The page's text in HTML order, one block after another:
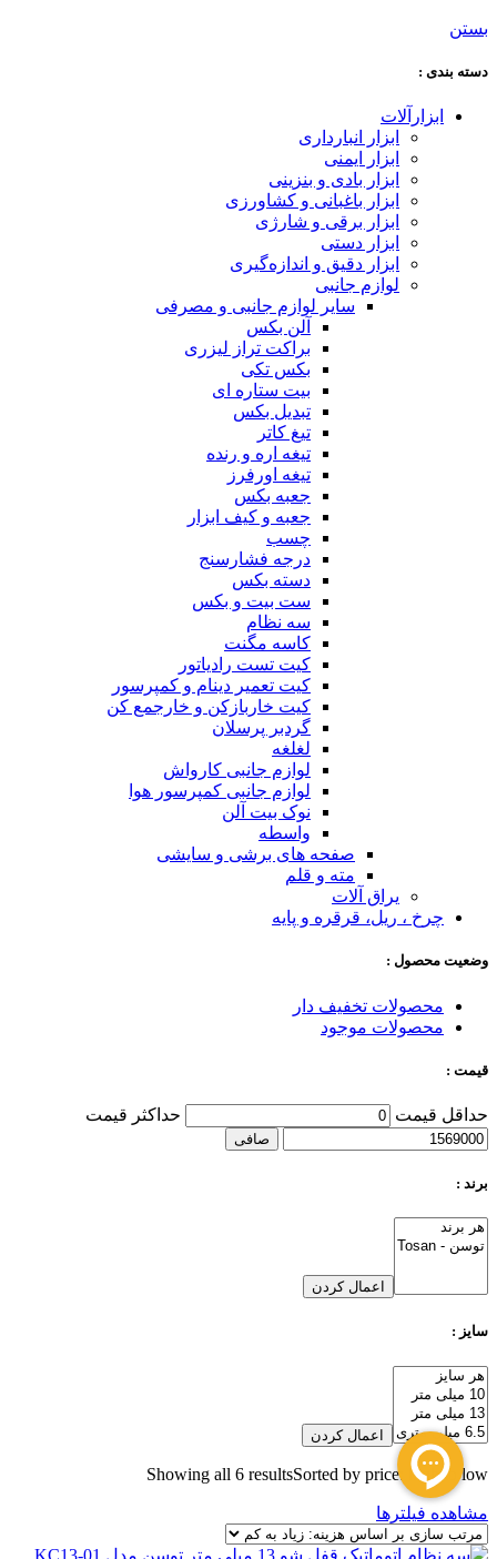
بستن
دسته‌ بندی :
ابزارآلات
ابزار انبارداری
ابزار ایمنی
ابزار بادی و بنزینی
ابزار باغبانی و کشاورزی
ابزار برقی و شارژی
ابزار دستی
ابزار دقیق و اندازه‌گیری
لوازم جانبی
سایر لوازم جانبی و مصرفی
آلن بکس
براکت تراز لیزری
بکس تکی
بیت ستاره ای
تبدیل بکس
تیغ کاتر
تیغه اره و رنده
تیغه اورفرز
جعبه بکس
جعبه و کیف ابزار
چسب
درجه فشارسنج
دسته بکس
ست بیت و بکس
سه نظام
کاسه مگنت
کیت تست رادیاتور
کیت تعمیر دینام و کمپرسور
کیت خاربازکن و خارجمع کن
گردبر پرسلان
لغلغه
لوازم جانبی کارواش
لوازم جانبی کمپرسور هوا
نوک بیت آلن
واسطه
صفحه های برشی و سایشی
مته و قلم
یراق آلات
چرخ ، ریل، قرقره و پایه
وضعیت محصول :
محصولات تخفیف دار
محصولات موجود
قیمت :
حداقل قیمت حداكثر قيمت
صافی
برند :
اعمال کردن
سایز :
اعمال کردن
Showing all 6 resultsSorted by price: high to low
مشاهده فیلترها